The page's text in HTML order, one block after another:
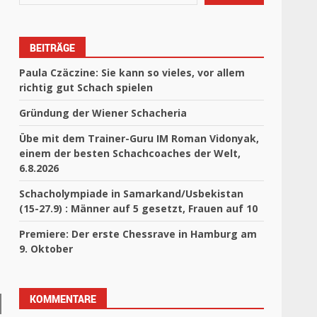
BEITRÄGE
Paula Czäczine: Sie kann so vieles, vor allem
richtig gut Schach spielen
Gründung der Wiener Schacheria
Übe mit dem Trainer-Guru IM Roman Vidonyak,
einem der besten Schachcoaches der Welt,
6.8.2026
Schacholympiade in Samarkand/Usbekistan
(15-27.9) : Männer auf 5 gesetzt, Frauen auf 10
Premiere: Der erste Chessrave in Hamburg am
9. Oktober
KOMMENTARE